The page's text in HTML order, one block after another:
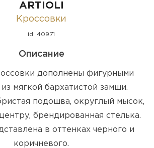
ARTIOLI
Кроссовки
id: 40971
Описание
дополнены фигурными
мягкой бархатистой замши.
подошва, округлый мысок,
брендированная стелька.
в оттенках черного и
коричневого.